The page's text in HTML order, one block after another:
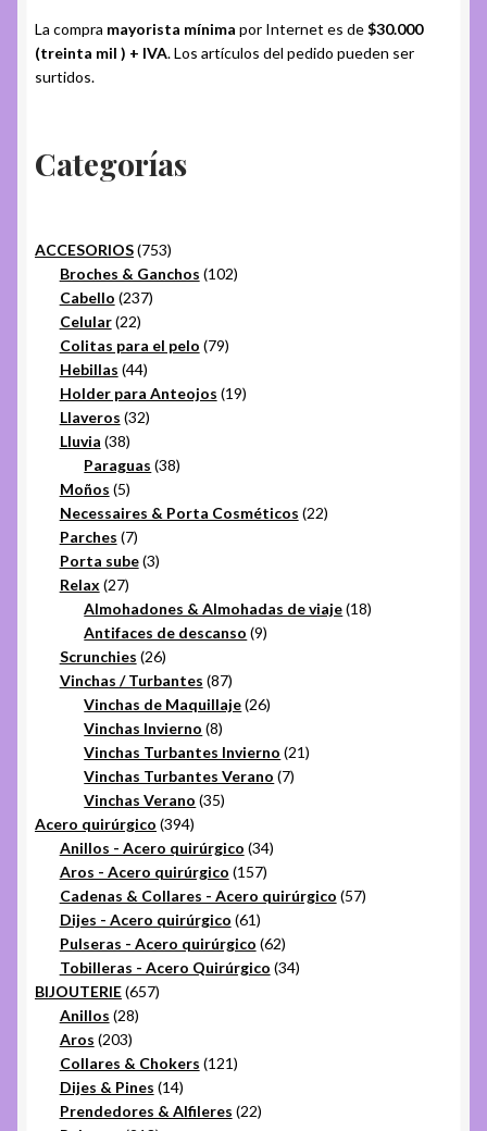
La compra mayorista mínima por Internet es de$30.000
(treinta mil ) + IVA. Los artículos del pedido pueden ser
surtidos.
Categorías
ACCESORIOS 753753
productos
Broches & Ganchos 102102
Cabello 237237
Celular 2222
productos
Colitas para el pelo 7979
Hebillas 4444
productos
Holder para Anteojos 1919
Llaveros 3232
Lluvia 3838
productos
Paraguas 3838
Moños 55
productos
Necessaires & Porta Cosméticos 2222
Parches 77
productos
Porta sube 33
Relax 2727
productos
Almohadones & Almohadas de viaje 1818
Antifaces de descanso 99
Scrunchies 2626
productos
Vinchas / Turbantes 8787
productos
Vinchas de Maquillaje 2626
Vinchas Invierno 88
productos
Vinchas Turbantes Invierno 2121
Vinchas Turbantes Verano 77
Vinchas Verano 3535
Acero quirúrgico 394394
productos
Anillos - Acero quirúrgico 3434
Aros - Acero quirúrgico 157157
productos
Cadenas & Collares - Acero quirúrgico 5757
Dijes - Acero quirúrgico 6161
productos
Pulseras - Acero quirúrgico 6262
productos
Tobilleras - Acero Quirúrgico 3434
BIJOUTERIE 657657
Anillos 2828
Aros 203203
productos
Collares & Chokers 121121
Dijes & Pines 1414
productos
Prendedores & Alfileres 2222